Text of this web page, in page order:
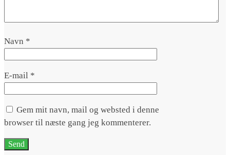
Navn *
E-mail *
Gem mit navn, mail og websted i denne
browser til næste gang jeg kommenterer.